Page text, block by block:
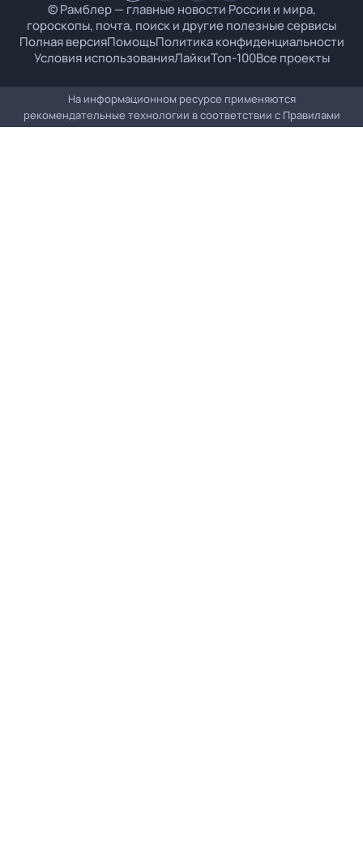
© Рамблер — главные новости России и мира,
гороскопы, почта, поиск и другие полезные сервисы
Полная версияПомощьПолитика конфиденциальности
Условия использованияЛайкиТоп-100Все проекты
На информационном ресурсе применяются
рекомендательные технологии в соответствии с Правилами